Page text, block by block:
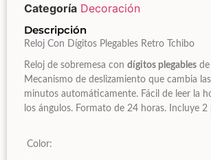
Categoría Decoración
Descripción
Reloj Con Dígitos Plegables Retro Tchibo
Reloj de sobremesa con dígitos plegables
Mecanismo de deslizamiento que cambia
minutos automáticamente. Fácil de leer la
los ángulos. Formato de 24 horas. Incluye 2
Color: